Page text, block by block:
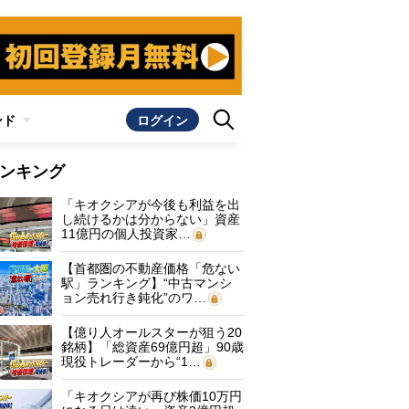
ログイン
キング
「キオクシアが今後も利益を出
し続けるかは分からない」資産
11億円の個人投資家…
【首都圏の不動産価格「危ない
駅」ランキング】“中古マンシ
ョン売れ行き鈍化”のワ…
【億り人オールスターが狙う20
銘柄】「総資産69億円超」90歳
現役トレーダーから“1…
「キオクシアが再び株価10万円